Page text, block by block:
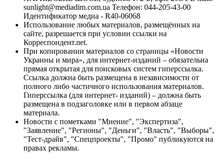
sunlight@mediadim.com.ua Телефон: 044-205-43-00
Идентификатор медиа - R40-06068
Использование любых материалов, размещённых на
сайте, разрешается при условии ссылки на
Корреспондент.net.
При копировании материалов со страницы «Новости
Украины и мира», для интернет-изданий – обязательна
прямая открытая для поисковых систем гиперссылка.
Ссылка должна быть размещена в независимости от
полного либо частичного использования материалов.
Гиперссылка (для интернет- изданий) – должна быть
размещена в подзаголовке или в первом абзаце
материала.
Новости с пометками "Мнение", "Экспертиза",
"Заявление", "Регионы", "Деньги", "Власть", "Выборы",
"Тест-драйв", "Спецпроекты", "Промо" публикуются на
правах рекламы.